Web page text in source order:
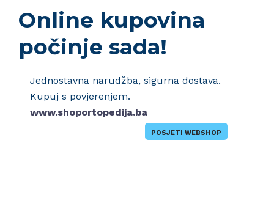
Online kupovina
počinje sada!
Jednostavna narudžba, sigurna dostava.
Kupuj s povjerenjem.
www.shoportopedija.ba
POSJETI WEBSHOP